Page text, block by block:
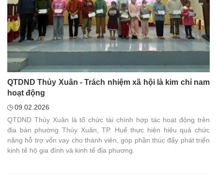
QTDND Thủy Xuân - Trách nhiệm xã hội là kim chỉ nam
hoạt động
09.02.2026
QTDND Thủy Xuân là tổ chức tài chính hợp tác hoạt động trên
địa bàn phường Thủy Xuân, TP. Huế thực hiện hiệu quả chức
năng hỗ trợ vốn vay cho thành viên, góp phần thúc đẩy phát triển
kinh tế hộ gia đình và kinh tế địa phương.